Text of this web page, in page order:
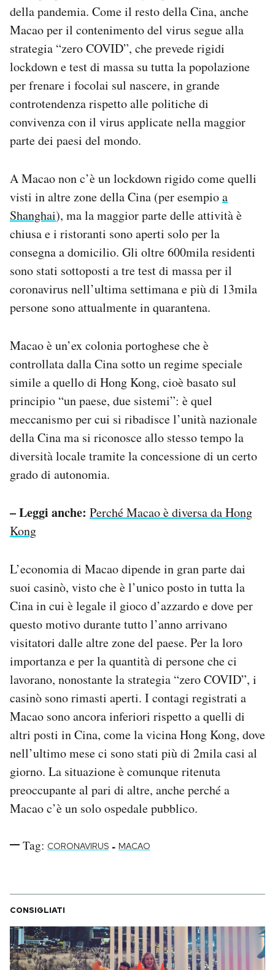
Area Personale
Newsletter
Notifiche mobile
Regala il Post
Hai bisogno di aiuto?
Esci
della pandemia. Come il resto della Cina, anche
Macao per il contenimento del virus segue alla
strategia “zero COVID”, che prevede rigidi
lockdown e test di massa su tutta la popolazione
per frenare i focolai sul nascere, in grande
controtendenza rispetto alle politiche di
convivenza con il virus applicate nella maggior
parte dei paesi del mondo.
A Macao non c’è un lockdown rigido come quelli
visti in altre zone della Cina (per esempioa
Shanghai), ma la maggior parte delle attività è
chiusa e i ristoranti sono aperti solo per la
consegna a domicilio. Gli oltre 600mila residenti
sono stati sottoposti a tre test di massa per il
coronavirus nell’ultima settimana e più di 13mila
persone sono attualmente in quarantena.
Macao è un’ex colonia portoghese che è
controllata dalla Cina sotto un regime speciale
simile a quello di Hong Kong, cioè basato sul
principio “un paese, due sistemi”: è quel
meccanismo per cui si ribadisce l’unità nazionale
della Cina ma si riconosce allo stesso tempo la
diversità locale tramite la concessione di un certo
grado di autonomia.
– Leggi anche: Perché Macao è diversa da Hong
Kong
L’economia di Macao dipende in gran parte dai
suoi casinò, visto che è l’unico posto in tutta la
Cina in cui è legale il gioco d’azzardo e dove per
questo motivo durante tutto l’anno arrivano
visitatori dalle altre zone del paese. Per la loro
importanza e per la quantità di persone che ci
lavorano, nonostante la strategia “zero COVID”, i
casinò sono rimasti aperti. I contagi registrati a
Macao sono ancora inferiori rispetto a quelli di
altri posti in Cina, come la vicina Hong Kong, dove
nell’ultimo mese ci sono stati più di 2mila casi al
giorno. La situazione è comunque ritenuta
preoccupante al pari di altre, anche perché a
Macao c’è un solo ospedale pubblico.
Tag: CORONAVIRUS - MACAO
CONSIGLIATI